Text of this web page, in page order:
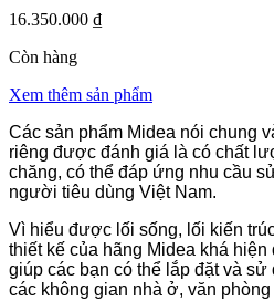
16.350.000 ₫
Còn hàng
Xem thêm sản phẩm
Các sản phẩm Midea nói chung
riêng được đánh giá là có chất
chăng, có thể đáp ứng nhu cầu
người tiêu dùng Việt Nam.
Vì hiểu được lối sống, lối kiến
thiết kế của hãng Midea khá hiện
giúp các bạn có thể lắp đặt và
các không gian nhà ở, văn